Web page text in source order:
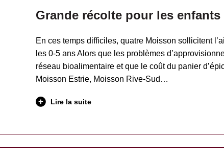
Grande récolte pour les enfants
En ces temps difficiles, quatre Moisson sollicitent
les 0-5 ans Alors que les problèmes
réseau bioalimentaire et que le coût du panier
Moisson Estrie, Moisson Rive-Sud…
Lire la suite